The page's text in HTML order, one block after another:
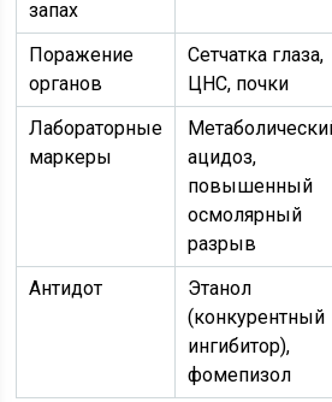
запах
Поражение
органов
Сетчатка глаза,
ЦНС, почки
Лабораторные
маркеры
ацидоз,
повышенный
осмолярный
разрыв
Антидот
Этанол
(конкурентный
ингибитор),
фомепизол